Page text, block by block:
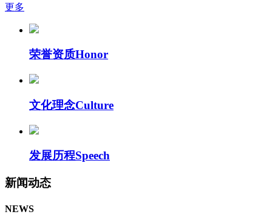
更多
荣誉资质Honor
文化理念Culture
发展历程Speech
新闻动态
NEWS